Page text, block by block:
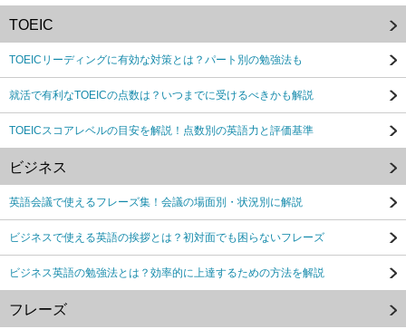
TOEIC
TOEICリーディングに有効な対策とは？パート別の勉強法も
就活で有利なTOEICの点数は？いつまでに受けるべきかも解説
TOEICスコアレベルの目安を解説！点数別の英語力と評価基準
ビジネス
英語会議で使えるフレーズ集！会議の場面別・状況別に解説
ビジネスで使える英語の挨拶とは？初対面でも困らないフレーズ
ビジネス英語の勉強法とは？効率的に上達するための方法を解説
フレーズ